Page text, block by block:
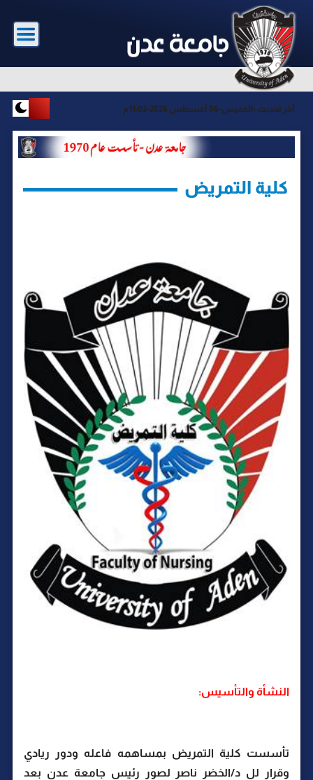
آخر تحديث : الخميس-06 أغسطس 2026-11:02م
كلية التمريض
النشأة والتأسيس:
تأسست كلية التمريض بمساهمه فاعله ودور ريادي
وقرار لل د/الخضر ناصر لصور رئيس جامعة عدن بعد